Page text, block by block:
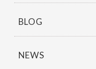
BLOG
NEWS